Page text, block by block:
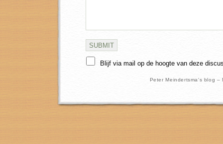
Blijf via mail op de hoogte van deze
Peter Meindertsma's blog